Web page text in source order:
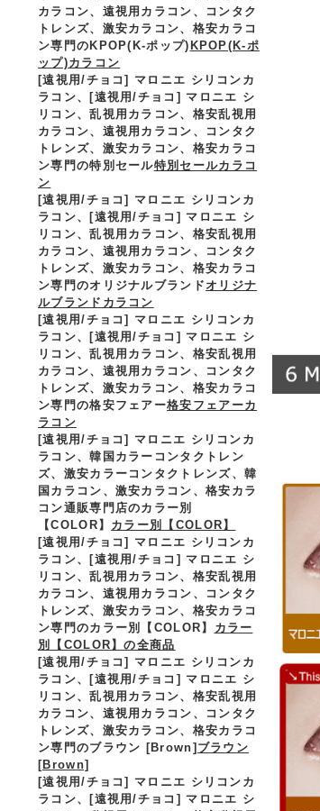
カラコン、遠視用カラコン、コンタク
トレンズ、激安カラコン、格安カラコ
ン専門のKPOP(K-ポップ) KPOP(K-ポ
ップ)カラコン
[遠視用/チョコ] マロニエ シリコンカ
ラコン、
[遠視用/チョコ] マロニエ シ
リコン、乱視用カラコン、格安乱視用
カラコン、遠視用カラコン、コンタク
トレンズ、激安カラコン、格安カラコ
ン専門の特別セール特別セールカラコ
ン
[遠視用/チョコ] マロニエ シリコンカ
ラコン、
[遠視用/チョコ] マロニエ シ
リコン、乱視用カラコン、格安乱視用
カラコン、遠視用カラコン、コンタク
トレンズ、激安カラコン、格安カラコ
ン専門のオリジナルブランドオリジナ
ルブランドカラコン
[遠視用/チョコ] マロニエ シリコンカ
ラコン、
[遠視用/チョコ] マロニエ シ
リコン、乱視用カラコン、格安乱視用
カラコン、遠視用カラコン、コンタク
トレンズ、激安カラコン、格安カラコ
ン専門の格安フェアー格安フェアーカ
ラコン
[遠視用/チョコ] マロニエ シリコンカ
ラコン、韓国カラーコンタクトレン
ズ、激安カラーコンタクトレンズ、韓
国カラコン、激安カラコン、格安カラ
コン通販専門店のカラー別
【COLOR】 カラー別【COLOR】
[遠視用/チョコ] マロニエ シリコンカ
ラコン、
[遠視用/チョコ] マロニエ シ
リコン、乱視用カラコン、格安乱視用
カラコン、遠視用カラコン、コンタク
トレンズ、激安カラコン、格安カラコ
ン専門のカラー別【COLOR】 カラー
別【COLOR】の全商品
[遠視用/チョコ] マロニエ シリコンカ
ラコン、
[遠視用/チョコ] マロニエ シ
リコン、乱視用カラコン、格安乱視用
カラコン、遠視用カラコン、コンタク
トレンズ、激安カラコン、格安カラコ
ン専門のブラウン [Brown] ブラウン
[Brown]
[遠視用/チョコ] マロニエ シリコンカ
ラコン、
[遠視用/チョコ] マロニエ シ